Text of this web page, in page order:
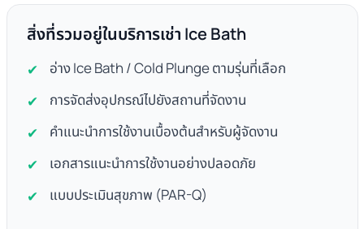
สิ่งที่รวมอยู่ในบริการเช่า Ice Bath
อ่าง Ice Bath / Cold Plunge ตามรุ่นที่เลือก
การจัดส่งอุปกรณ์ไปยังสถานที่จัดงาน
คำแนะนำการใช้งานเบื้องต้นสำหรับผู้จัดงาน
เอกสารแนะนำการใช้งานอย่างปลอดภัย
แบบประเมินสุขภาพ (PAR-Q)